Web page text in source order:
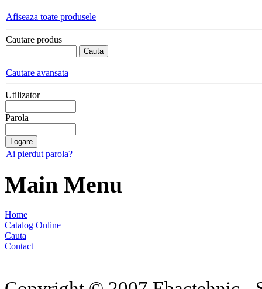
Afiseaza toate produsele
Cautare produs
Cautare avansata
Utilizator
Parola
Ai pierdut parola?
Main Menu
Home
Catalog Online
Cauta
Contact